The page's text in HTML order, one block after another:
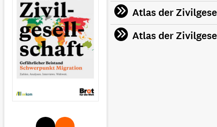
Atlas der
Atlas der